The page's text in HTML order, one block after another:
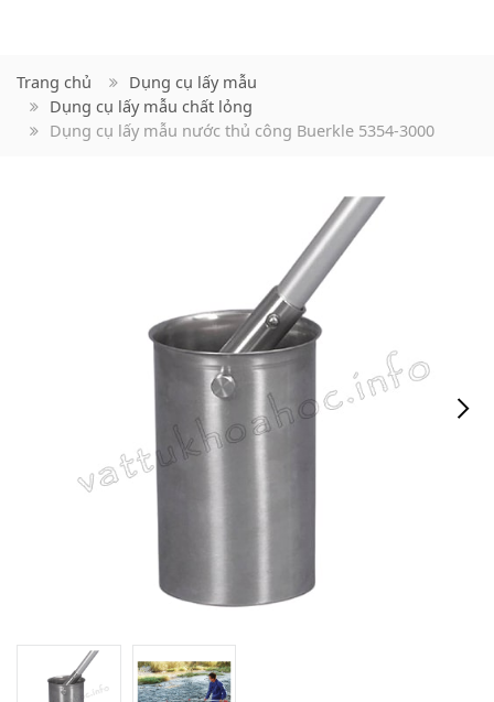
Trang chủ
Dụng cụ lấy mẫu
Dụng cụ lấy mẫu chất lỏng
Dụng cụ lấy mẫu nước thủ công Buerkle 5354-3000